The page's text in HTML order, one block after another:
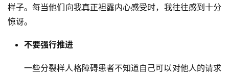
样子。每当他们向我真正袒露内心感受时，我往往感到十分
惊讶。
不要强行推进
一些分裂样人格障碍患者不知道自己可以对他人的请求